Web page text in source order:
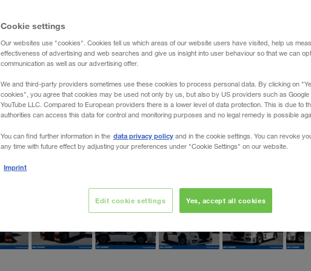
Cookie settings
Our websites use "cookies". Cookies tell us which areas of our website users have visited, help us
effectiveness of advertising and web searches and give us insight into user behaviour so that we can
communication as well as our advertising offer.
We and third-party providers sometimes use these cookies to process personal data. By clicking on
cookies", you agree that cookies may be used not only by us, but also by US providers such as Google
YouTube LLC. Compared to European providers there is a lower level of data protection. This is due to
authorities can access this data for control and monitoring purposes and no legal remedy is possible
You can find further information in the data privacy policy and in the cookie settings. You can revoke
any time with future effect by adjusting your preferences under "Cookie Settings" on our website.
Imprint
Yes, accept all cookies
Edit cookie settings